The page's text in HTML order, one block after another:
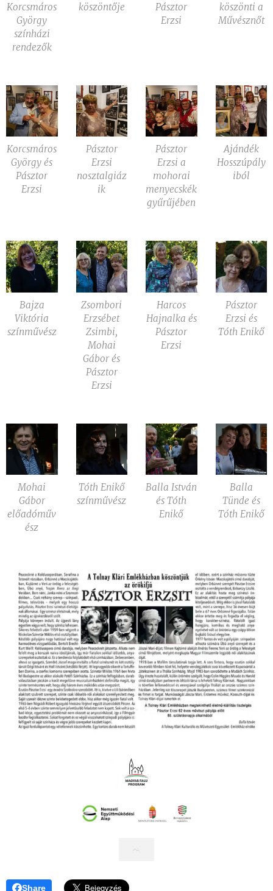
Korcsmáros
György
színházi
rendezők
köszöntője
Pásztor
Erzsi
köszönti a
Művésznőt
Korcsmáros
György és
Pásztor
Erzsi
Pásztor
Erzsi
nosztalgiáz
ik
Pásztor
Erzsi a
mohorai
menyecskék
gyűrűjében
Ajándék
Hosszúpály
iból
Bajza
Viktória
színművész
Zsombori
Erzsébet
Zsimbi,
Mohai
Gábor és
Pásztor
Erzsi
Harcos
Hajnalka és
Pásztor
Erzsi
Pásztor
Erzsi és
Tóth Enikő
Mohai
Gábor
előadóműv
ész
Tóth Enikő
színművész
Balla István
és Tóth
Enikő
Balla
Tünde és
Tóth Enikő
Share